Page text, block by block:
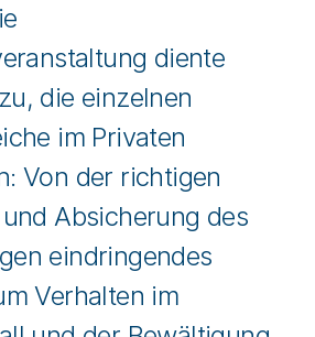
diente
die einzelnen
im Privaten
Von der richtigen
Absicherung des
eindringendes
Verhalten im